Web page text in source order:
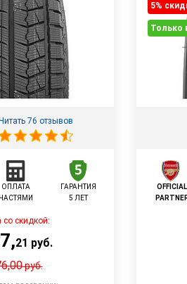
76 отзывов
ОПЛАТА
ЧАСТЯМИ
ГАРАНТИЯ
5 ЛЕТ
со скидкой:
,21 руб.
руб.
5%
Только
OFFICIAL